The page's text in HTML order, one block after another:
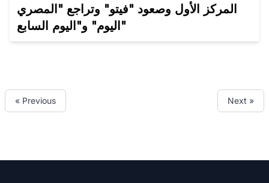
المركز الأول وصعود "فيتو" وتراجع "المصري
اليوم" و"اليوم السابع"
« Previous Next »